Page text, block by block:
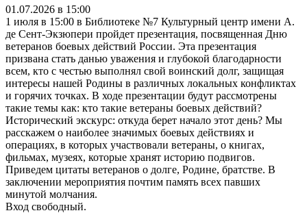
01.07.2026 в 15:00
1 июля в 15:00 в Библиотеке №7 Культурный центр имени А.
де Сент-Экзюпери пройдет презентация, посвященная Дню
ветеранов боевых действий России. Эта презентация
призвана стать данью уважения и глубокой благодарности
всем, кто с честью выполнял свой воинский долг, защищая
интересы нашей Родины в различных локальных конфликтах
и горячих точках. В ходе презентации будут рассмотрены
такие темы как: кто такие ветераны боевых действий?
Исторический экскурс: откуда берет начало этот день? Мы
расскажем о наиболее значимых боевых действиях и
операциях, в которых участвовали ветераны, о книгах,
фильмах, музеях, которые хранят историю подвигов.
Приведем цитаты ветеранов о долге, Родине, братстве. В
заключении мероприятия почтим память всех павших
минутой молчания.
Вход свободный.